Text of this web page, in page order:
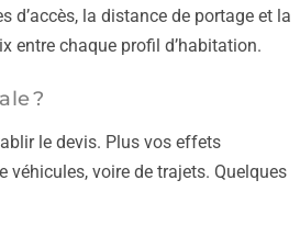
d’accès, la distance de portage et la
entre chaque profil d’habitation.
?
le devis. Plus vos effets
véhicules, voire de trajets. Quelques